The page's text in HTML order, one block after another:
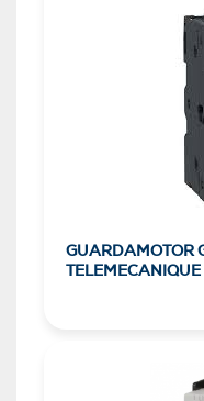
GUARDAMOTOR
TELEMECANIQUE